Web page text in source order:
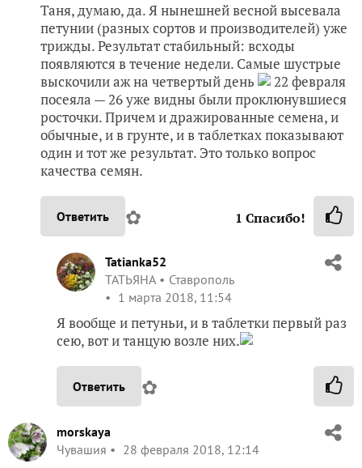
Таня, думаю, да. Я нынешней весной высевала
петунии (разных сортов и производителей) уже
трижды. Результат стабильный: всходы
появляются в течение недели. Самые шустрые
выскочили аж на четвертый день
22 февраля
посеяла — 26 уже видны были проклюнувшиеся
росточки. Причем и дражированные семена, и
обычные, и в грунте, и в таблетках показывают
один и тот же результат. Это только вопрос
качества семян.
Ответить ✿ 1 Спасибо!
Tatianka52
ТАТЬЯНА
Ставрополь
1 марта 2018, 11:54
Я вообще и петуньи, и в таблетки первый раз
сею, вот и танцую возле них.
Ответить ✿
morskaya
Чувашия
28 февраля 2018, 12:14